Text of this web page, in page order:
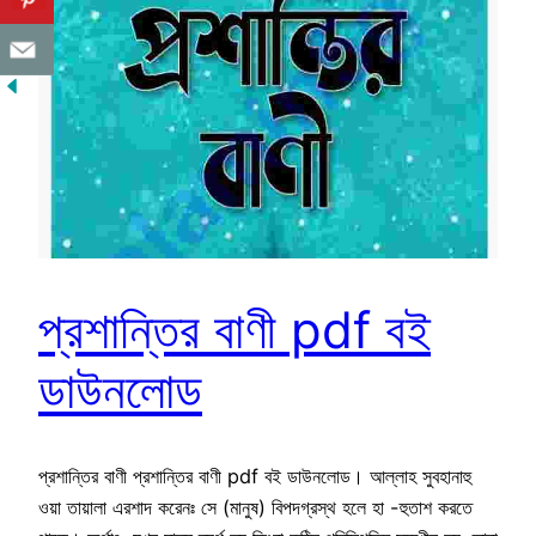
প্রশান্তির বাণী pdf বই
ডাউনলোড
প্রশান্তির বাণী প্রশান্তির বাণী pdf বই ডাউনলোড। আল্লাহ সুবহানাহু
ওয়া তায়ালা এরশাদ করেনঃ সে (মানুষ) বিপদগ্রস্থ হলে হা -হুতাশ করতে